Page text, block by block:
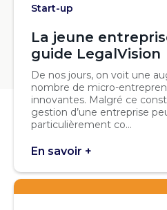
Start-up
La jeune
guide LegalVision
De nos jours, on voit une
nombre de micro-
innovantes. Malgré ce
gestion d’une entreprise
particulièrement co...
En savoir +